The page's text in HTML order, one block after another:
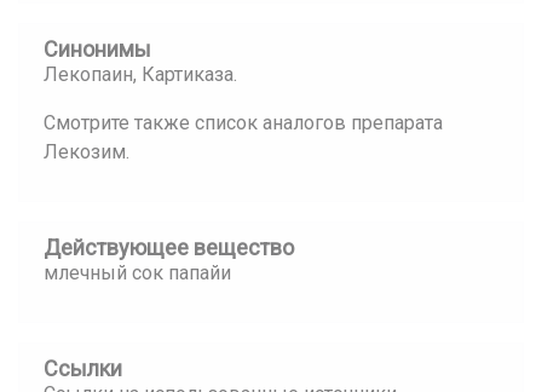
Синонимы
Лекопаин, Картиказа.
Смотрите также список аналогов препарата
Лекозим.
Действующее вещество
млечный сок папайи
Ссылки